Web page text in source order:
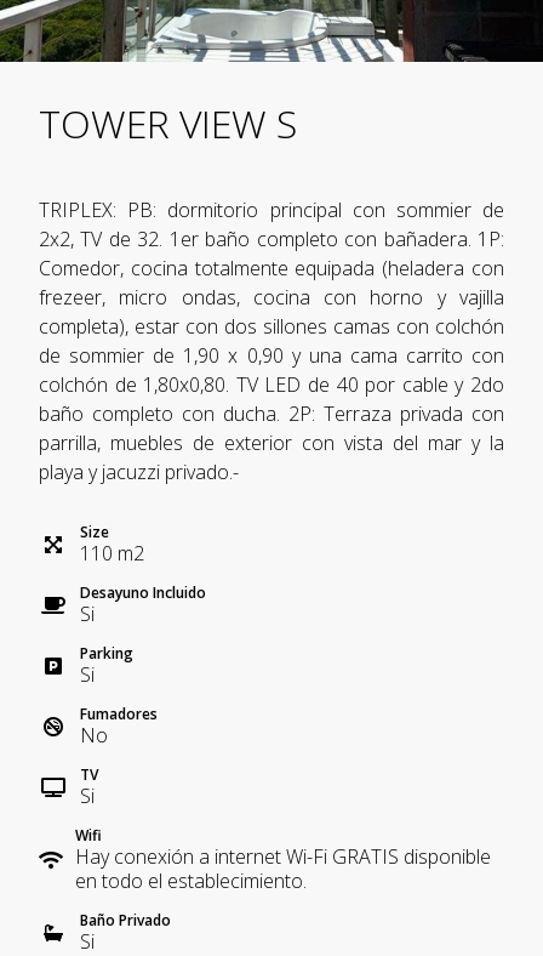
TOWER VIEW S
TRIPLEX: PB: dormitorio principal con sommier de
2x2, TV de 32. 1er baño completo con bañadera. 1P:
Comedor, cocina totalmente equipada (heladera con
frezeer, micro ondas, cocina con horno y vajilla
completa), estar con dos sillones camas con colchón
de sommier de 1,90 x 0,90 y una cama carrito con
colchón de 1,80x0,80. TV LED de 40 por cable y 2do
baño completo con ducha. 2P: Terraza privada con
parrilla, muebles de exterior con vista del mar y la
playa y jacuzzi privado.-
Size
110 m2
Desayuno Incluido
Si
Parking
Si
Fumadores
No
TV
Si
Wifi
Hay conexión a internet Wi-Fi GRATIS disponible
en todo el establecimiento.
Baño Privado
Si